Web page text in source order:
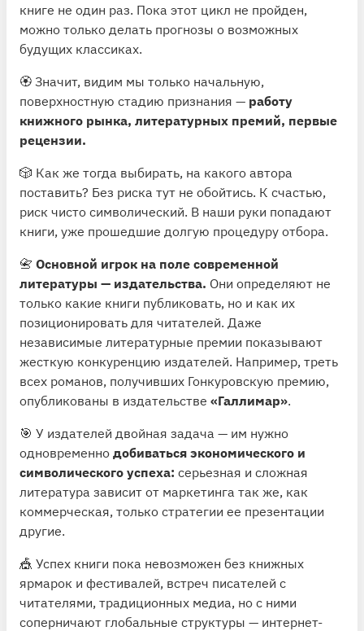
книге не один раз. Пока этот цикл не пройден,
можно только делать прогнозы о возможных
будущих классиках.
🏵 Значит, видим мы только начальную,
поверхностную стадию признания — работу
книжного рынка, литературных премий, первые
рецензии.
🎲 Как же тогда выбирать, на какого автора
поставить? Без риска тут не обойтись. К счастью,
риск чисто символический. В наши руки попадают
книги, уже прошедшие долгую процедуру отбора.
📇 Основной игрок на поле современной
литературы — издательства. Они определяют не
только какие книги публиковать, но и как их
позиционировать для читателей. Даже
независимые литературные премии показывают
жесткую конкуренцию издателей. Например, треть
всех романов, получивших Гонкуровскую премию,
опубликованы в издательстве «Галлимар».
🎯 У издателей двойная задача — им нужно
одновременно добиваться экономического и
символического успеха: серьезная и сложная
литература зависит от маркетинга так же, как
коммерческая, только стратегии ее презентации
другие.
🎪 Успех книги пока невозможен без книжных
ярмарок и фестивалей, встреч писателей с
читателями, традиционных медиа, но с ними
соперничают глобальные структуры — интернет-